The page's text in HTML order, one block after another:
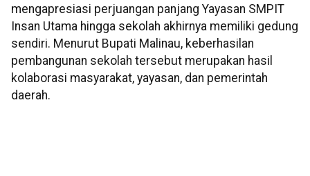
mengapresiasi perjuangan panjang Yayasan SMPIT
Insan Utama hingga sekolah akhirnya memiliki gedung
sendiri. Menurut Bupati Malinau, keberhasilan
pembangunan sekolah tersebut merupakan hasil
kolaborasi masyarakat, yayasan, dan pemerintah
daerah.